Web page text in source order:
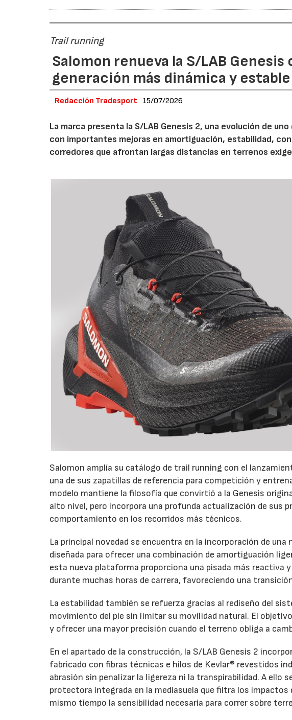
Trail running
Salomon renueva la S/LAB Genesis
generación más dinámica y estable
Redacción Tradesport 15/07/2026
La marca presenta la S/LAB Genesis 2, una evolución de
con importantes mejoras en amortiguación, estabilidad,
corredores que afrontan largas distancias en terrenos
Salomon amplía su catálogo de trail running con el
una de sus zapatillas de referencia para competición y
modelo mantiene la filosofía que convirtió a la Genesis
alto nivel, pero incorpora una profunda actualización de sus
comportamiento en los recorridos más técnicos.
La principal novedad se encuentra en la incorporación de una
diseñada para ofrecer una combinación de amortiguación
esta nueva plataforma proporciona una pisada más reactiva
durante muchas horas de carrera, favoreciendo una
La estabilidad también se refuerza gracias al rediseño del
movimiento del pie sin limitar su movilidad natural. El
y ofrecer una mayor precisión cuando el terreno obliga a
En el apartado de la construcción, la S/LAB Genesis 2
fabricado con fibras técnicas e hilos de Kevlar® revestidos
abrasión sin penalizar la ligereza ni la transpirabilidad. A ello
protectora integrada en la mediasuela que filtra los
mismo tiempo la sensibilidad necesaria para correr sobre